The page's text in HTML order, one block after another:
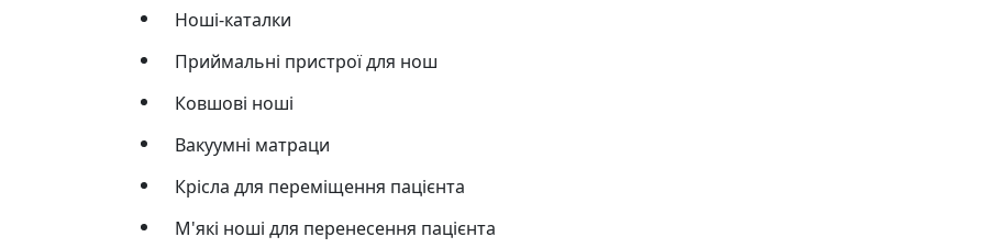
Ноші-каталки
Приймальні пристрої для нош
Ковшові ноші
Вакуумні матраци
Крісла для переміщення пацієнта
М'які ноші для перенесення пацієнта